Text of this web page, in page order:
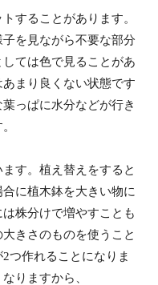
することがあります。
を見ながら不要な部分
ては色で見ることがあ
まり良くない状態です
っぱに水分などが行き
す。植え替えをすると
に植木鉢を大きい物に
株分けで増やすことも
きさのものを使うこと
つ作れることになりま
りますから、